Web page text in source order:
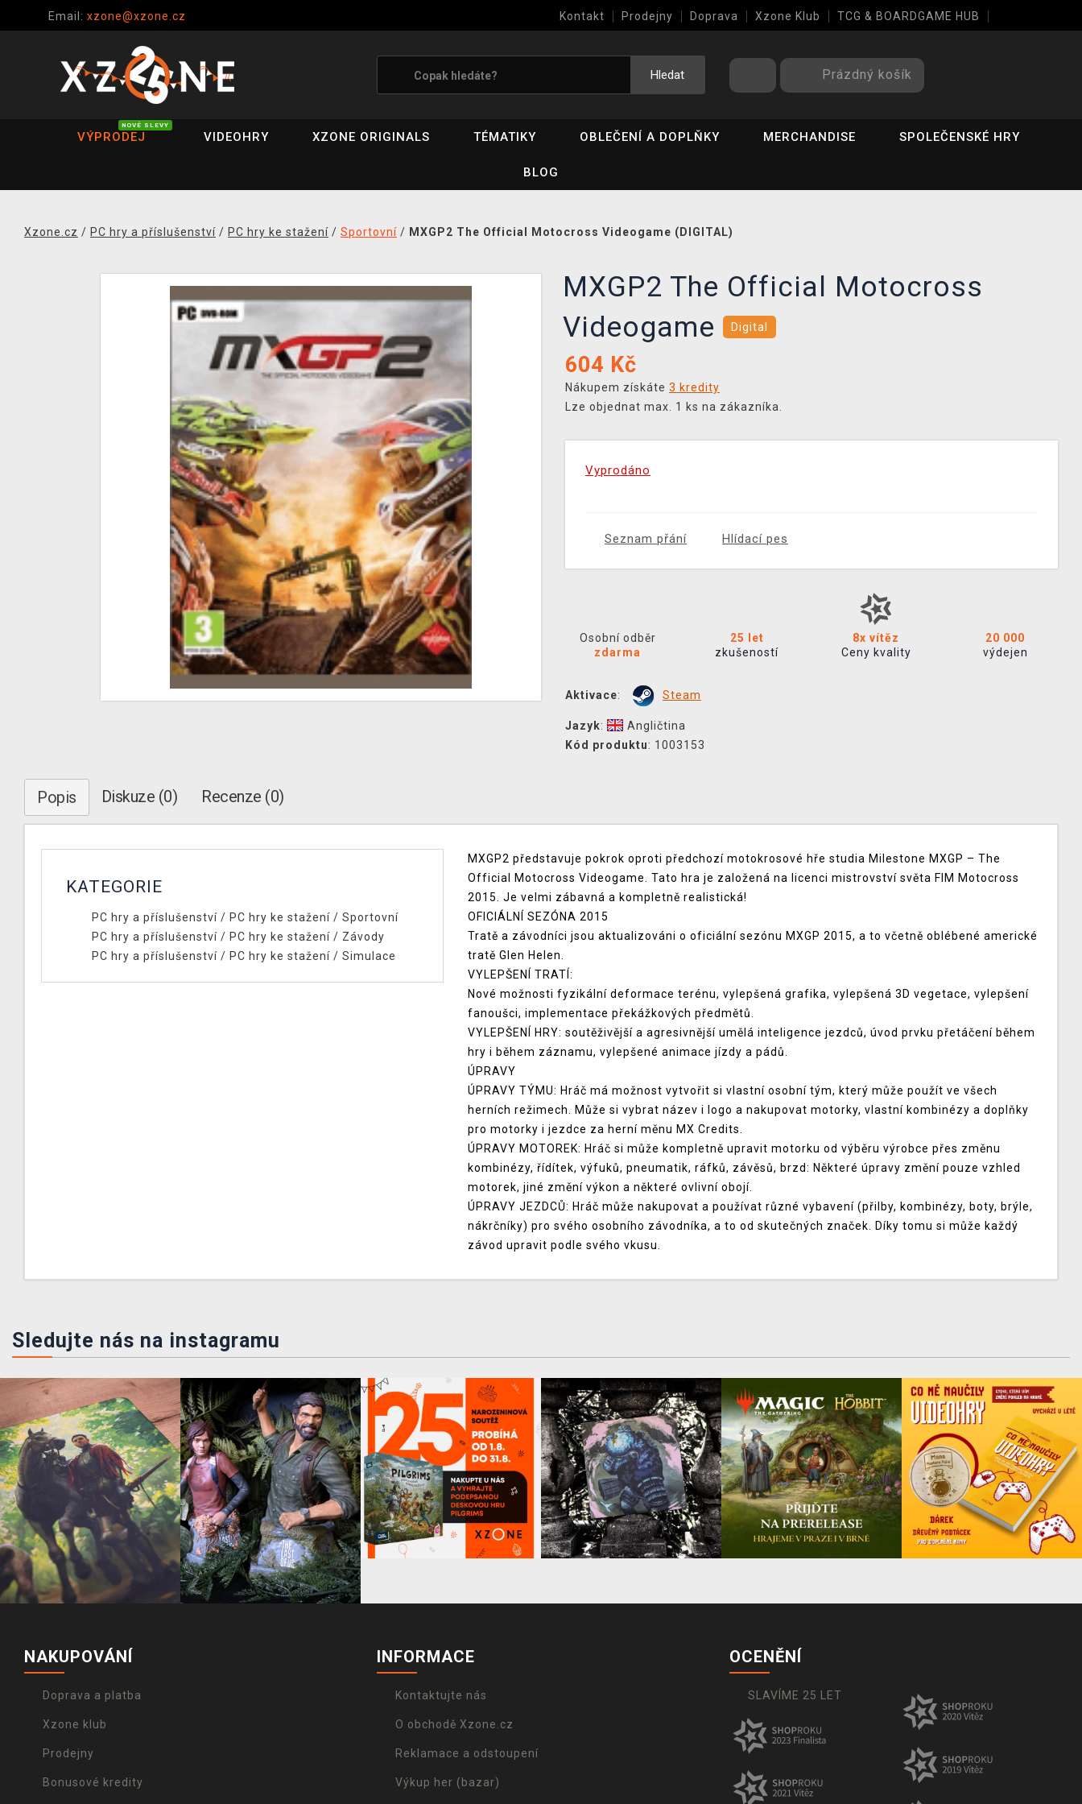
Email: xzone@xzone.cz Kontakt Prodejny Doprava Xzone Klub TCG & BOARDGAME HUB
Hledat Prázdný košík
VÝPRODEJ
NOVÉ SLEVY
VIDEOHRY XZONE ORIGINALS TÉMATIKY OBLEČENÍ A DOPLŇKY MERCHANDISE SPOLEČENSKÉ HRY
BLOG
Xzone.cz / PC hry a příslušenství / PC hry ke stažení / Sportovní / MXGP2 The Official Motocross Videogame (DIGITAL)
MXGP2 The Official Motocross
Videogame
Digital
604 Kč
Nákupem získáte 3 kredity
Lze objednat max. 1 ks na zákazníka.
Vyprodáno
Seznam přání Hlídací pes
Osobní odběr
zdarma
25 let
zkušeností
8x vítěz
Ceny kvality
20 000
výdejen
Aktivace: Steam
Jazyk:
Angličtina
Kód produktu: 1003153
Popis Diskuze (0) Recenze (0)
KATEGORIE
PC hry a příslušenství/ PC hry ke stažení/ Sportovní
PC hry a příslušenství/ PC hry ke stažení/ Závody
PC hry a příslušenství/ PC hry ke stažení/ Simulace
MXGP2 představuje pokrok oproti předchozí motokrosové hře studia Milestone MXGP – The
Official Motocross Videogame. Tato hra je založená na licenci mistrovství světa FIM Motocross
2015. Je velmi zábavná a kompletně realistická!
OFICIÁLNÍ SEZÓNA 2015
Tratě a závodníci jsou aktualizováni o oficiální sezónu MXGP 2015, a to včetně oblébené americké
tratě Glen Helen.
VYLEPŠENÍ TRATÍ:
Nové možnosti fyzikální deformace terénu, vylepšená grafika, vylepšená 3D vegetace, vylepšení
fanoušci, implementace překážkových předmětů.
VYLEPŠENÍ HRY: soutěživější a agresivnější umělá inteligence jezdců, úvod prvku přetáčení během
hry i během záznamu, vylepšené animace jízdy a pádů.
ÚPRAVY
ÚPRAVY TÝMU: Hráč má možnost vytvořit si vlastní osobní tým, který může použít ve všech
herních režimech. Může si vybrat název i logo a nakupovat motorky, vlastní kombinézy a doplňky
pro motorky i jezdce za herní měnu MX Credits.
ÚPRAVY MOTOREK: Hráč si může kompletně upravit motorku od výběru výrobce přes změnu
kombinézy, řídítek, výfuků, pneumatik, ráfků, závěsů, brzd: Některé úpravy změní pouze vzhled
motorek, jiné změní výkon a některé ovlivní obojí.
ÚPRAVY JEZDCŮ: Hráč může nakupovat a používat různé vybavení (přilby, kombinézy, boty, brýle,
nákrčníky) pro svého osobního závodníka, a to od skutečných značek. Díky tomu si může každý
závod upravit podle svého vkusu.
Sledujte nás na instagramu
NAKUPOVÁNÍ
Doprava a platba
Xzone klub
Prodejny
Bonusové kredity
INFORMACE
Kontaktujte nás
O obchodě Xzone.cz
Reklamace a odstoupení
Výkup her (bazar)
OCENĚNÍ
SLAVÍME 25 LET